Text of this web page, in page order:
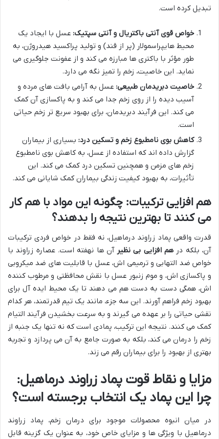
تبدیل کرده است.
خواص قوی آنتی باکتریال و آنتی سپتیک: عسل با ایجاد یک
محیط هایپراسمولار (پر از قند) و تولید پراکسید هیدروژن، به
طور مؤثر با باکتری ها مبارزه می کند و از عفونت جلوگیری می
نماید. این خاصیت، زخم را تمیز نگه می دارد.
خاصیت دبریدمان طبیعی: عسل به آرامی بافت های مرده و
آسیب دیده را از روی زخم جدا می کند و به پاکسازی آن کمک
می کند. این فرآیند دبریدمان، برای بهبود سریع تر زخم حیاتی
است.
کاهش بوی نامطبوع زخم و تسکین درد: بسیاری از بیماران
گزارش داده اند که استفاده از عسل، به کاهش بوی نامطبوع
زخم های مزمن و همچنین تسکین درد کمک می کند. این
تأثیرات، به بهبود کیفیت زندگی بیماران کمک شایانی می کند.
هم افزایی ترکیبات: چگونه این مواد با هم کار
می کنند تا بهترین نتیجه را بدهند؟
قدرت واقعی پماد زراوند درماهیل، نه فقط در خواص فردی ترکیبات
آن، بلکه در هم افزایی بی نظیر آن ها نهفته است. عصاره زراوند با
خواص ضد التهابی و ترمیمی اش، عسل با قابلیت های ضد میکروبی
و پاکسازی اش، و موم زنبور عسل با نقش محافظتی و مرطوب کننده
اش، همگی دست به دست هم می دهند تا یک محیط ایده آل برای
بهبود زخم فراهم آورند. این سه جزء، مانند یک تیم قدرتمند، هر کدام
نقشی حیاتی را بر عهده می گیرند و به سرعت بخشیدن فرآیند التیام
کمک می کنند. نتیجه این ترکیب، پمادی است که نه تنها یک جنبه از
زخم را درمان می کند، بلکه به صورت جامع به آن می پردازد و تجربه
بهتری از بهبود را برای بیماران رقم می زند.
مزایا و نقاط قوت پماد زراوند درماهیل:
چرا این پماد یک انتخاب برجسته است؟
در میان انبوه محصولات موجود برای درمان زخم، پماد زراوند
درماهیل با ویژگی ها و مزایای خاص خود، به عنوان یک گزینه قابل